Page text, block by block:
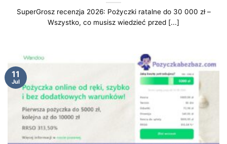
SuperGrosz recenzja 2026: Pożyczki ratalne do 30 000 zł –
Wszystko, co musisz wiedzieć przed [...]
11
Jul